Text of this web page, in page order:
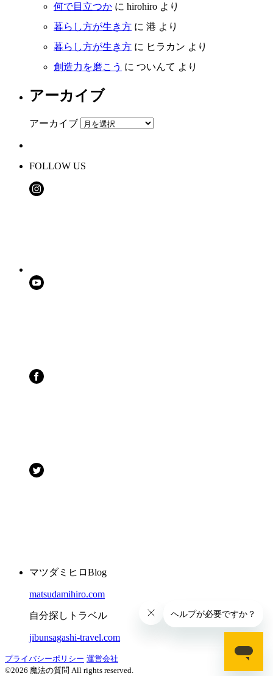
何で目立つか に hirohiro より
暮らし方が生き方 に 港 より
暮らし方が生き方 に ヒラカン より
創造力を磨こう に ついんて より
アーカイブ
アーカイブ
FOLLOW US
マツダミヒロBlog
matsudamihiro.com
自分探しトラベル
jibunsagashi-travel.com
プライバシーポリシー 運営会社
©2026 魔法の質問 All rights reserved.